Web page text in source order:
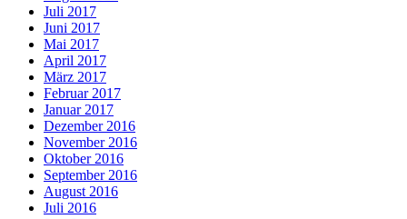
Juli 2017
Juni 2017
Mai 2017
April 2017
März 2017
Februar 2017
Januar 2017
Dezember 2016
November 2016
Oktober 2016
September 2016
August 2016
Juli 2016